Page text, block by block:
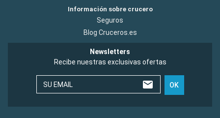
Información sobre crucero
Seguros
Blog Cruceros.es
Newsletters
Recibe nuestras exclusivas ofertas
SU EMAIL OK